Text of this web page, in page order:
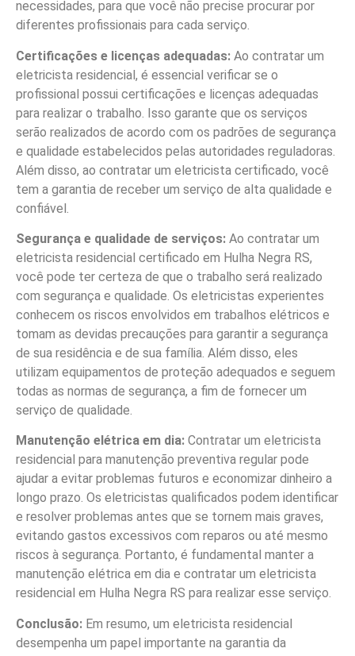
necessidades, para que você não precise procurar por
diferentes profissionais para cada serviço.
Certificações e licenças adequadas: Ao contratar um
eletricista residencial, é essencial verificar se o
profissional possui certificações e licenças adequadas
para realizar o trabalho. Isso garante que os serviços
serão realizados de acordo com os padrões de segurança
e qualidade estabelecidos pelas autoridades reguladoras.
Além disso, ao contratar um eletricista certificado, você
tem a garantia de receber um serviço de alta qualidade e
confiável.
Segurança e qualidade de serviços: Ao contratar um
eletricista residencial certificado em Hulha Negra RS,
você pode ter certeza de que o trabalho será realizado
com segurança e qualidade. Os eletricistas experientes
conhecem os riscos envolvidos em trabalhos elétricos e
tomam as devidas precauções para garantir a segurança
de sua residência e de sua família. Além disso, eles
utilizam equipamentos de proteção adequados e seguem
todas as normas de segurança, a fim de fornecer um
serviço de qualidade.
Manutenção elétrica em dia: Contratar um eletricista
residencial para manutenção preventiva regular pode
ajudar a evitar problemas futuros e economizar dinheiro a
longo prazo. Os eletricistas qualificados podem identificar
e resolver problemas antes que se tornem mais graves,
evitando gastos excessivos com reparos ou até mesmo
riscos à segurança. Portanto, é fundamental manter a
manutenção elétrica em dia e contratar um eletricista
residencial em Hulha Negra RS para realizar esse serviço.
Conclusão: Em resumo, um eletricista residencial
desempenha um papel importante na garantia da